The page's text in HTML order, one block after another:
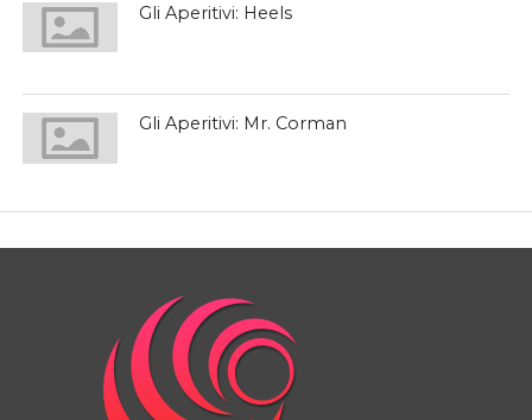
Gli Aperitivi: Heels
Gli Aperitivi: Mr. Corman